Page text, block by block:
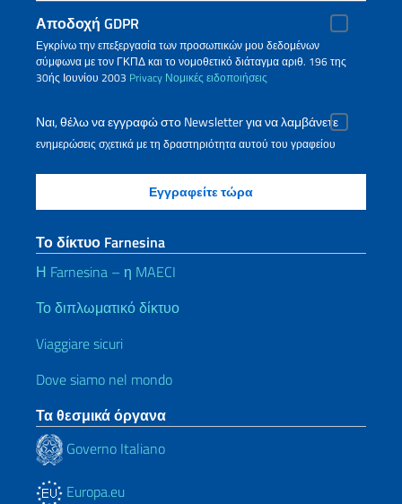
Αποδοχή GDPR
Εγκρίνω την επεξεργασία των προσωπικών μου δεδομένων
σύμφωνα με τον ΓΚΠΔ και το νομοθετικό διάταγμα αριθ. 196 της
30ής Ιουνίου 2003 Privacy Νομικές ειδοποιήσεις
Ναι, θέλω να εγγραφώ στο Newsletter για να λαμβάνετε
ενημερώσεις σχετικά με τη δραστηριότητα αυτού του γραφείου
Το δίκτυο Farnesina
Η Farnesina – η MAECI
Το διπλωματικό δίκτυο
Viaggiare sicuri
Dove siamo nel mondo
Τα θεσμικά όργανα
Governo Italiano
Europa.eu